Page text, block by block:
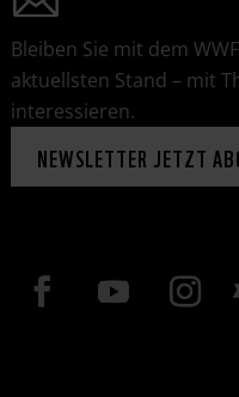
Bleiben Sie mit dem
aktuellsten Stand – mit
interessieren.
NEWSLETTER JETZT